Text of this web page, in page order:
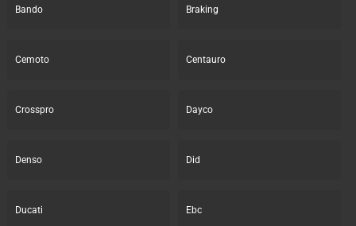
Bando Braking
Cemoto Centauro
Crosspro Dayco
Denso Did
Ducati Ebc